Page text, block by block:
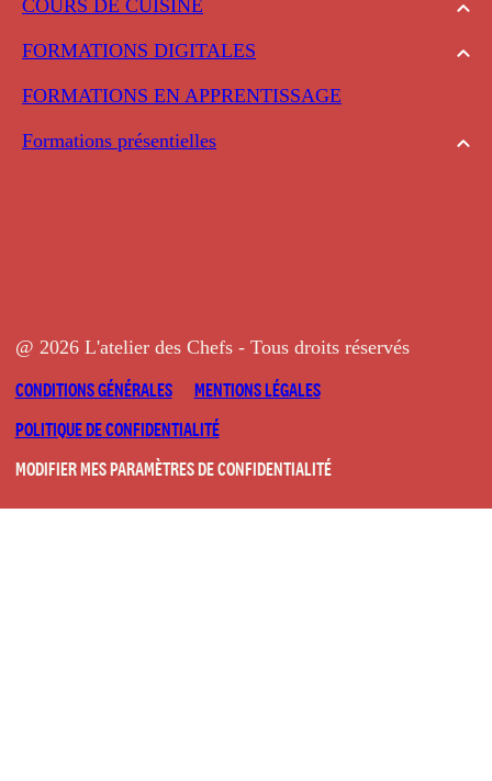
COURS DE CUISINE
FORMATIONS DIGITALES
FORMATIONS EN APPRENTISSAGE
Formations présentielles
@ 2026 L'atelier des Chefs - Tous droits réservés
CONDITIONS GÉNÉRALES
MENTIONS LÉGALES
POLITIQUE DE CONFIDENTIALITÉ
MODIFIER MES PARAMÈTRES DE CONFIDENTIALITÉ